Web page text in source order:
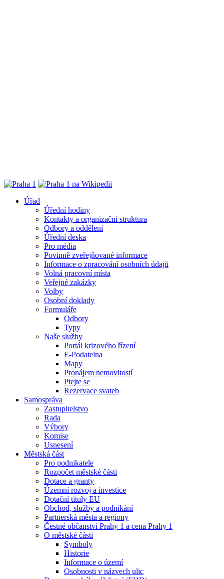
Úřad
Úřední hodiny
Kontakty a organizační struktura
Odbory a oddělení
Úřední deska
Pro média
Povinně zveřejňované informace
Informace o zpracování osobních údajů
Volná pracovní místa
Veřejné zakázky
Volby
Osobní doklady
Formuláře
Odbory
Typy
Naše služby
Portál krizového řízení
E-Podatelna
Mapy
Pronájem nemovitostí
Ptejte se
Rezervace svateb
Samospráva
Zastupitelstvo
Rada
Výbory
Komise
Usnesení
Městská část
Pro podnikatele
Rozpočet městské části
Dotace a granty
Územní rozvoj a investice
Dotační tituly EU
Obchod, služby a podnikání
Partnerská města a regiony
Čestné občanství Prahy 1 a cena Prahy 1
O městské části
Symboly
Historie
Informace o území
Osobnosti v názvech ulic